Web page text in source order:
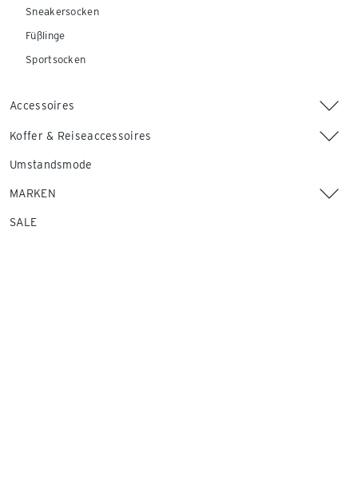
Sneakersocken
Füßlinge
Sportsocken
Accessoires
Koffer & Reiseaccessoires
Umstandsmode
MARKEN
SALE